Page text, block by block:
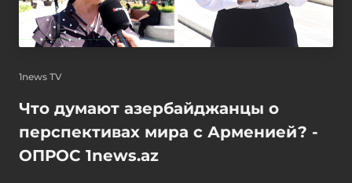
1news TV
Что думают азербайджанцы о
перспективах мира с Арменией? -
ОПРОС 1news.az